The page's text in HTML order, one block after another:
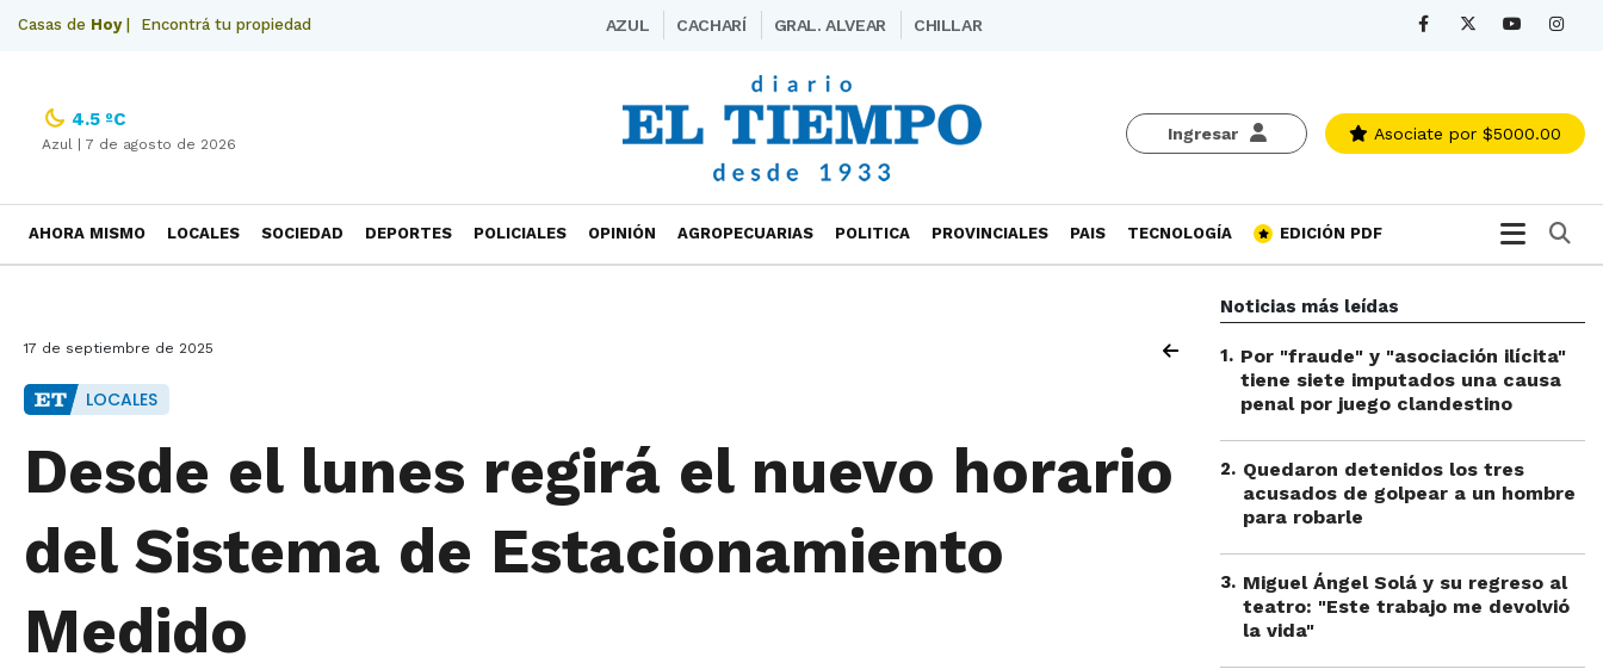
Casas de Hoy| Encontrá tu propiedad AZUL CACHARÍ GRAL. ALVEAR CHILLAR
Ingresar Asociate por $5000.00
4.5 ºC
Azul | 7 de agosto de 2026
AHORA MISMO LOCALES SOCIEDAD DEPORTES POLICIALES OPINIÓN AGROPECUARIAS POLITICA PROVINCIALES PAIS TECNOLOGÍA EDICIÓN PDF
17 de septiembre de 2025
LOCALES
Desde el lunes regirá el nuevo horario
del Sistema de Estacionamiento
Medido
Noticias más leídas
1. Por "fraude" y "asociación ilícita"
tiene siete imputados una causa
penal por juego clandestino
2. Quedaron detenidos los tres
acusados de golpear a un hombre
para robarle
3. Miguel Ángel Solá y su regreso al
teatro: "Este trabajo me devolvió
la vida"